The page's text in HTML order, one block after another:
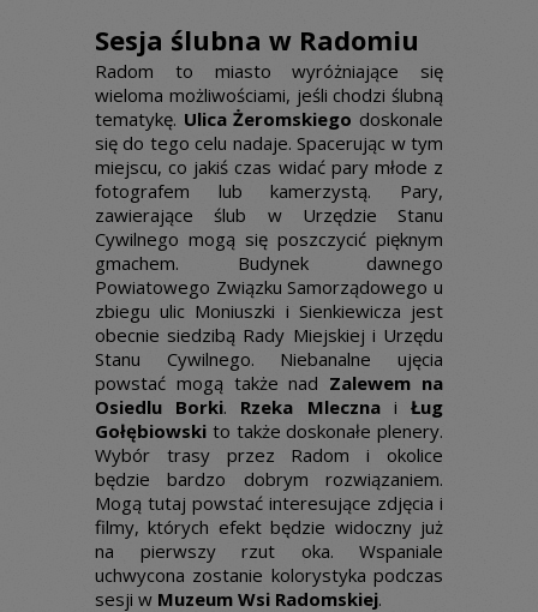
Sesja ślubna w Radomiu
Radom to miasto wyróżniające się
wieloma możliwościami, jeśli chodzi ślubną
tematykę. Ulica Żeromskiego doskonale
się do tego celu nadaje. Spacerując w tym
miejscu, co jakiś czas widać pary młode z
fotografem lub kamerzystą. Pary,
zawierające ślub w Urzędzie Stanu
Cywilnego mogą się poszczycić pięknym
gmachem. Budynek dawnego
Powiatowego Związku Samorządowego u
zbiegu ulic Moniuszki i Sienkiewicza jest
obecnie siedzibą Rady Miejskiej i Urzędu
Stanu Cywilnego. Niebanalne ujęcia
powstać mogą także nad Zalewem na
Osiedlu Borki. Rzeka MlecznaiŁug
Gołębiowski to także doskonałe plenery.
Wybór trasy przez Radom i okolice
będzie bardzo dobrym rozwiązaniem.
Mogą tutaj powstać interesujące zdjęcia i
filmy, których efekt będzie widoczny już
na pierwszy rzut oka. Wspaniale
uchwycona zostanie kolorystyka podczas
sesji w Muzeum Wsi Radomskiej.